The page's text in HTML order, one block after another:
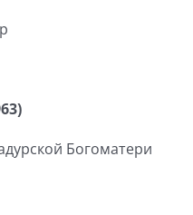
Богоматери